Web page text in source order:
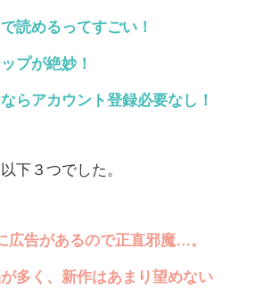
で読めるってすごい！
プが絶妙！
らアカウント登録必要なし！
下３つでした。
広告があるので正直邪魔…。
多く、新作はあまり望めない